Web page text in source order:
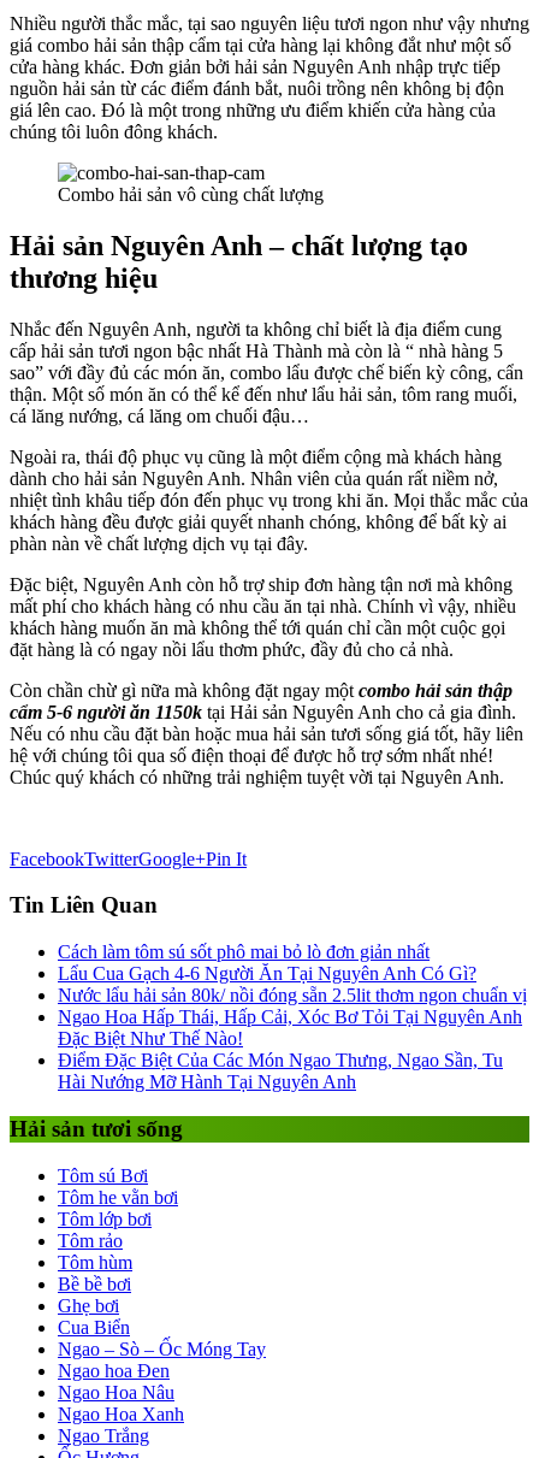
Nhiều người thắc mắc, tại sao nguyên liệu tươi ngon như vậy nhưng
giá combo hải sản thập cẩm tại cửa hàng lại không đắt như một số
cửa hàng khác. Đơn giản bởi hải sản Nguyên Anh nhập trực tiếp
nguồn hải sản từ các điểm đánh bắt, nuôi trồng nên không bị độn
giá lên cao. Đó là một trong những ưu điểm khiến cửa hàng của
chúng tôi luôn đông khách.
Combo hải sản vô cùng chất lượng
Hải sản Nguyên Anh – chất lượng tạo
thương hiệu
Nhắc đến Nguyên Anh, người ta không chỉ biết là địa điểm cung
cấp hải sản tươi ngon bậc nhất Hà Thành mà còn là “ nhà hàng 5
sao” với đầy đủ các món ăn, combo lẩu được chế biến kỳ công, cẩn
thận. Một số món ăn có thể kể đến như lẩu hải sản, tôm rang muối,
cá lăng nướng, cá lăng om chuối đậu…
Ngoài ra, thái độ phục vụ cũng là một điểm cộng mà khách hàng
dành cho hải sản Nguyên Anh. Nhân viên của quán rất niềm nở,
nhiệt tình khâu tiếp đón đến phục vụ trong khi ăn. Mọi thắc mắc của
khách hàng đều được giải quyết nhanh chóng, không để bất kỳ ai
phàn nàn về chất lượng dịch vụ tại đây.
Đặc biệt, Nguyên Anh còn hỗ trợ ship đơn hàng tận nơi mà không
mất phí cho khách hàng có nhu cầu ăn tại nhà. Chính vì vậy, nhiều
khách hàng muốn ăn mà không thể tới quán chỉ cần một cuộc gọi
đặt hàng là có ngay nồi lẩu thơm phức, đầy đủ cho cả nhà.
Còn chần chừ gì nữa mà không đặt ngay một combo hải sản thập
cẩm 5-6 người ăn 1150k tại Hải sản Nguyên Anh cho cả gia đình.
Nếu có nhu cầu đặt bàn hoặc mua hải sản tươi sống giá tốt, hãy liên
hệ với chúng tôi qua số điện thoại để được hỗ trợ sớm nhất nhé!
Chúc quý khách có những trải nghiệm tuyệt vời tại Nguyên Anh.
FacebookTwitterGoogle+Pin It
Tin Liên Quan
Cách làm tôm sú sốt phô mai bỏ lò đơn giản nhất
Lẩu Cua Gạch 4-6 Người Ăn Tại Nguyên Anh Có Gì?
Nước lẩu hải sản 80k/ nồi đóng sẵn 2.5lit thơm ngon chuẩn vị
Ngao Hoa Hấp Thái, Hấp Cải, Xóc Bơ Tỏi Tại Nguyên Anh
Đặc Biệt Như Thế Nào!
Điểm Đặc Biệt Của Các Món Ngao Thưng, Ngao Sần, Tu
Hài Nướng Mỡ Hành Tại Nguyên Anh
Hải sản tươi sống
Tôm sú Bơi
Tôm he vằn bơi
Tôm lớp bơi
Tôm rảo
Tôm hùm
Bề bề bơi
Ghẹ bơi
Cua Biển
Ngao – Sò – Ốc Móng Tay
Ngao hoa Đen
Ngao Hoa Nâu
Ngao Hoa Xanh
Ngao Trắng